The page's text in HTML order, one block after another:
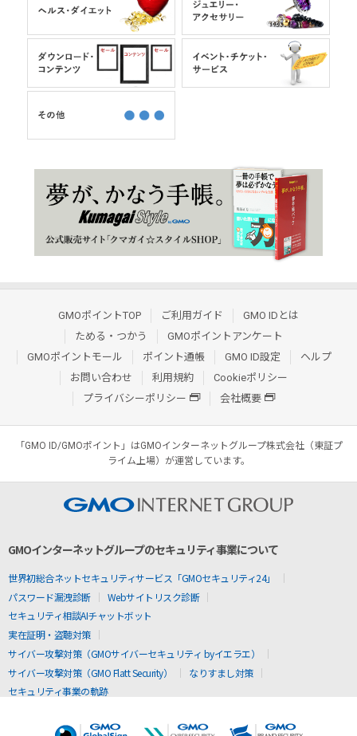
GMOポイントTOP ご利用ガイド
GMO IDとは
ためる・つかう
GMOポイントアンケート
GMOポイントモール
ポイント通帳 GMO ID設定
ヘルプ
お問い合わせ
利用規約
Cookieポリシー
プライバシーポリシー
会社概要
「GMO ID/GMOポイント」はGMOインターネットグループ株式会社（東証プ
ライム上場）が運営しています。
GMOインターネットグループのセキュリティ事業について
世界初総合ネットセキュリティサービス「GMOセキュリティ24」
パスワード漏洩診断
Webサイトリスク診断
セキュリティ相談AIチャットボット
実在証明・盗聴対策
サイバー攻撃対策（GMOサイバーセキュリティ byイエラエ）
サイバー攻撃対策（GMO Flatt Security）
なりすまし対策
セキュリティ事業の軌跡